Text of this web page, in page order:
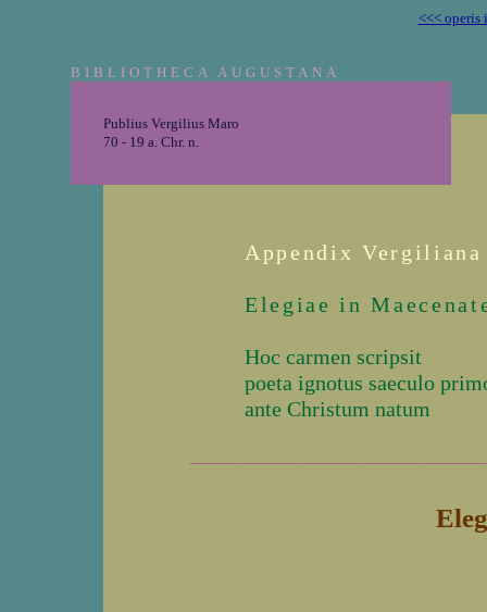
<<< operis
BIBLIOTHECA AUGUSTANA
Publius Vergilius Maro
70 - 19 a. Chr. n.
Appendix Vergiliana
Elegiae in
Hoc carmen scripsit
poeta ignotus saeculo
ante Christum natum